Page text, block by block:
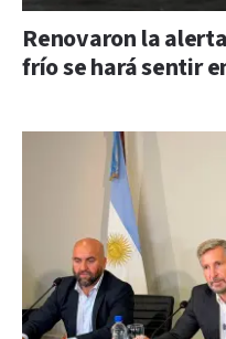
Renovaron la
frío se hará sentir